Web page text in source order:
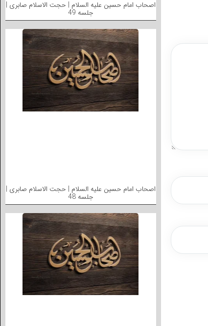
اصحاب امام حسین علیه السلام | حجت الاسلام صابری |
جلسه 49
اصحاب امام حسین علیه السلام | حجت الاسلام صابری |
جلسه 48